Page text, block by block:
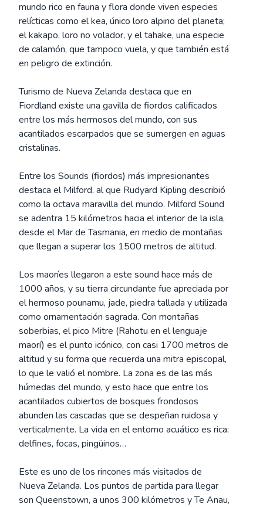
mundo rico en fauna y flora donde viven especies
relícticas como el kea, único loro alpino del planeta;
el kakapo, loro no volador, y el tahake, una especie
de calamón, que tampoco vuela, y que también está
en peligro de extinción.
Turismo de Nueva Zelanda destaca que en
Fiordland existe una gavilla de fiordos calificados
entre los más hermosos del mundo, con sus
acantilados escarpados que se sumergen en aguas
cristalinas.
Entre los Sounds (fiordos) más impresionantes
destaca el Milford, al que Rudyard Kipling describió
como la octava maravilla del mundo. Milford Sound
se adentra 15 kilómetros hacia el interior de la isla,
desde el Mar de Tasmania, en medio de montañas
que llegan a superar los 1500 metros de altitud.
Los maoríes llegaron a este sound hace más de
1000 años, y su tierra circundante fue apreciada por
el hermoso pounamu, jade, piedra tallada y utilizada
como ornamentación sagrada. Con montañas
soberbias, el pico Mitre (Rahotu en el lenguaje
maorí) es el punto icónico, con casi 1700 metros de
altitud y su forma que recuerda una mitra episcopal,
lo que le valió el nombre. La zona es de las más
húmedas del mundo, y esto hace que entre los
acantilados cubiertos de bosques frondosos
abunden las cascadas que se despeñan ruidosa y
verticalmente. La vida en el entorno acuático es rica:
delfines, focas, pingüinos…
Este es uno de los rincones más visitados de
Nueva Zelanda. Los puntos de partida para llegar
son Queenstown, a unos 300 kilómetros y Te Anau,